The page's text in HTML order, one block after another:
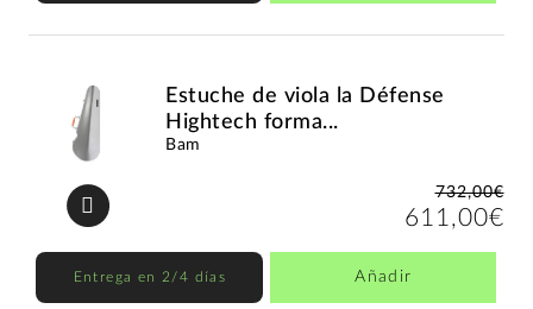
Estuche de viola la Défense
Hightech forma...
Bam
732,00€
611,00€
Entrega en 2/4 días Añadir